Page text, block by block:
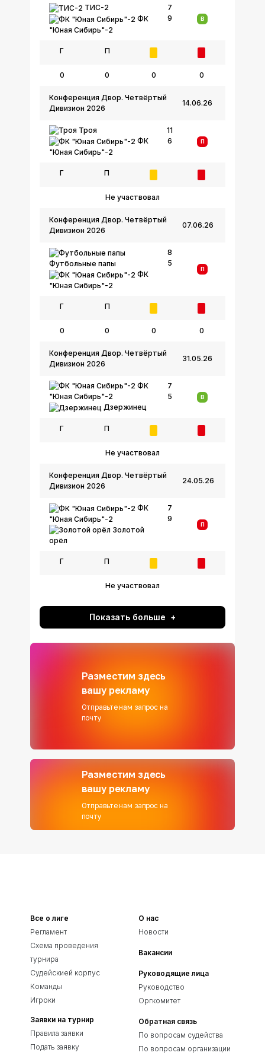
ТИС-2
ФК
"Юная Сибирь"-2
7
9
В
Г П
0 0 0 0
14.06.26
Конференция Двор. Четвёртый
Дивизион 2026
Троя
ФК
"Юная Сибирь"-2
11
6
П
Г П
Не участвовал
07.06.26
Конференция Двор. Четвёртый
Дивизион 2026
Футбольные папы
ФК
"Юная Сибирь"-2
8
5
П
Г П
0 0 0 0
31.05.26
Конференция Двор. Четвёртый
Дивизион 2026
ФК
"Юная Сибирь"-2
Дзержинец
7
5
В
Г П
Не участвовал
24.05.26
Конференция Двор. Четвёртый
Дивизион 2026
ФК
"Юная Сибирь"-2
Золотой
орёл
7
9
П
Г П
Не участвовал
Показать больше
Разместим здесь
вашу рекламу
Отправьте нам запрос на
почту
Разместим здесь
вашу рекламу
Отправьте нам запрос на
почту
Все о лиге
Регламент
Схема проведения
турнира
Судейскией корпус
Команды
Игроки
Заявки на турнир
Правила заявки
Подать заявку
О нас
Новости
Вакансии
Руководящие лица
Руководство
Оргкомитет
Обратная связь
По вопросам судейства
По вопросам организации